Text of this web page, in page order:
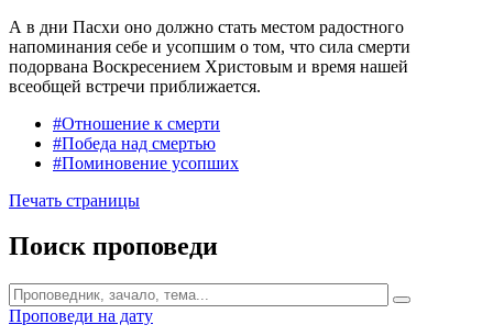
А в дни Пасхи оно должно стать местом радостного
напоминания себе и усопшим о том, что сила смерти
подорвана Воскресением Христовым и время нашей
всеобщей встречи приближается.
#Отношение к смерти
#Победа над смертью
#Поминовение усопших
Печать страницы
Поиск проповеди
Проповеди на дату